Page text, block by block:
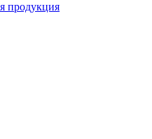
продукция